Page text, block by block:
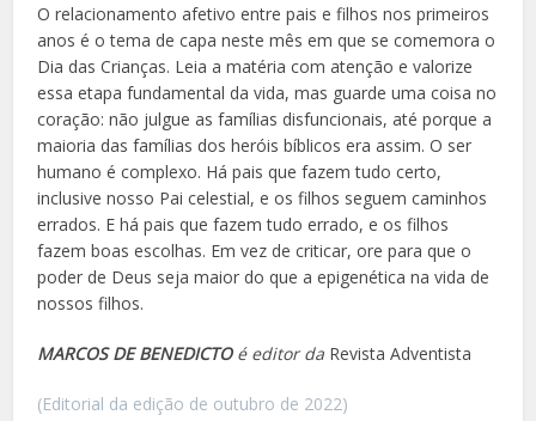
O relacionamento afetivo entre pais e filhos nos primeiros
anos é o tema de capa neste mês em que se comemora o
Dia das Crianças. Leia a matéria com atenção e valorize
essa etapa fundamental da vida, mas guarde uma coisa no
coração: não julgue as famílias disfuncionais, até porque a
maioria das famílias dos heróis bíblicos era assim. O ser
humano é complexo. Há pais que fazem tudo certo,
inclusive nosso Pai celestial, e os filhos seguem caminhos
errados. E há pais que fazem tudo errado, e os filhos
fazem boas escolhas. Em vez de criticar, ore para que o
poder de Deus seja maior do que a epigenética na vida de
nossos filhos.
MARCOS DE BENEDICTOé editor da Revista Adventista
(Editorial da edição de outubro de 2022)